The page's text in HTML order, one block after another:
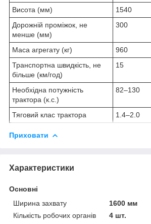
Висота (мм)
1540
Дорожній проміжок, не
менше (мм)
300
Маса агрегату (кг)
960
Транспортна швидкість, не
більше (км/год)
15
Необхідна потужність
трактора (к.с.)
82‒130
Тяговий клас трактора 1.4‒2.0
Приховати
Характеристики
Основні
Ширина захвату
1600 мм
Кількість робочих органів
4 шт.